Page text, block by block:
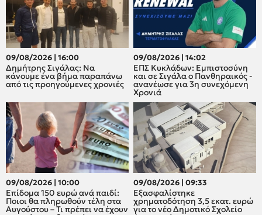
09/08/2026 | 16:00
Δημήτρης Σιγάλας: Να
κάνουμε ένα βήμα παραπάνω
από τις προηγούμενες χρονιές
09/08/2026 | 14:02
ΕΠΣ Κυκλάδων: Εμπιστοσύνη
και σε Σιγάλα ο Πανθηραικός -
ανανέωσε για 3η συνεχόμενη
Χρονιά
09/08/2026 | 10:00
Επίδομα 150 ευρώ ανά παιδί:
Ποιοι θα πληρωθούν τέλη στα
Αυγούστου – Τι πρέπει να έχουν
09/08/2026 | 09:33
Εξασφαλίστηκε
χρηματοδότηση 3,5 εκατ. ευρώ
για το νέο Δημοτικό Σχολείο